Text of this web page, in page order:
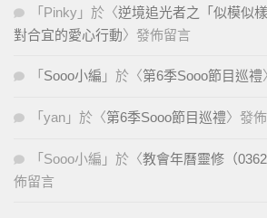
「 Pinky 」於〈逆境追光者之「似模似
對合宜的愛心行動〉發佈留言
「 Sooo小編 」於〈第6季Sooo節目巡禮
「 yan 」於〈第6季Sooo節目巡禮〉發
「 Sooo小編 」於〈教會年曆靈修（
佈留言